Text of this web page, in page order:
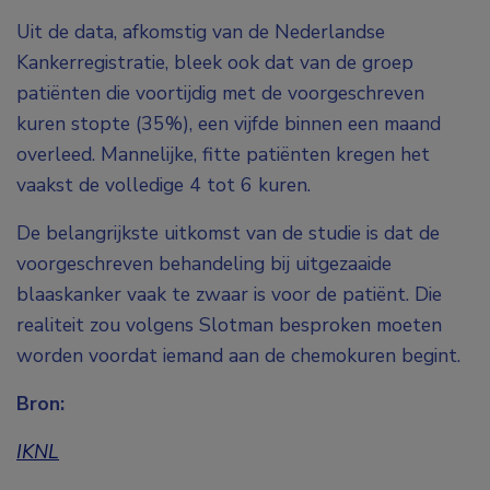
Uit de data, afkomstig van de Nederlandse
Kankerregistratie, bleek ook dat van de groep
patiënten die voortijdig met de voorgeschreven
kuren stopte (35%), een vijfde binnen een maand
overleed. Mannelijke, fitte patiënten kregen het
vaakst de volledige 4 tot 6 kuren.
De belangrijkste uitkomst van de studie is dat de
voorgeschreven behandeling bij uitgezaaide
blaaskanker vaak te zwaar is voor de patiënt. Die
realiteit zou volgens Slotman besproken moeten
worden voordat iemand aan de chemokuren begint.
Bron:
IKNL